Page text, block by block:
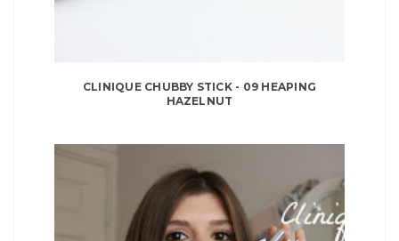
CLINIQUE CHUBBY STICK - 09 HEAPING
HAZELNUT